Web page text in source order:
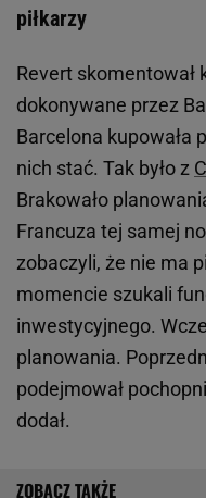
piłkarzy
Revert skomentował
dokonywane przez
Barcelona kupowała
nich stać. Tak było z
Brakowało
Francuza tej samej
zobaczyli, że nie ma
momencie szukali
inwestycyjnego.
planowania.
podejmował
dodał.